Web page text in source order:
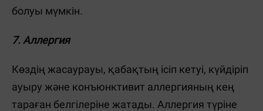
болуы мүмкін.
7. Аллергия
Көздің жасаурауы, қабақтың ісіп кетуі, күйдіріп
ауыру және конъюнктивит аллергияның кең
тараған белгілеріне жатады. Аллергия түріне